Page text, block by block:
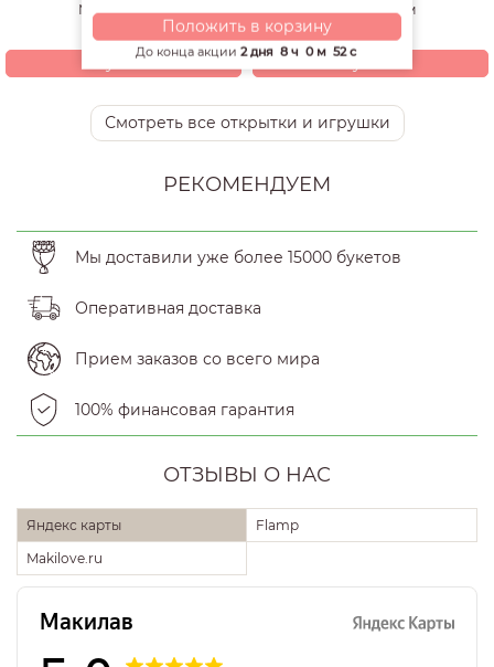
Мишка 60 см
4 940
Купить
Мишка 70 см
р.
Купить
Смотреть все открытки и игрушки
РЕКОМЕНДУЕМ
Мы доставили уже более 15000 букетов
Оперативная доставка
Прием заказов со всего мира
100% финансовая гарантия
ОТЗЫВЫ О НАС
Яндекс карты
Flamp
Makilove.ru
Положить в корзину
До конца акции 2 дня 8 ч 0 м 51 с